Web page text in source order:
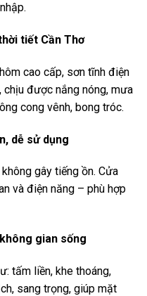
tiết Cần Thơ
cao cấp, sơn tĩnh điện
chịu được nắng nóng, mưa
cong vênh, bong tróc.
dễ sử dụng
gây tiếng ồn. Cửa
và điện năng – phù hợp
gian sống
tấm liền, khe thoáng,
sang trọng, giúp mặt